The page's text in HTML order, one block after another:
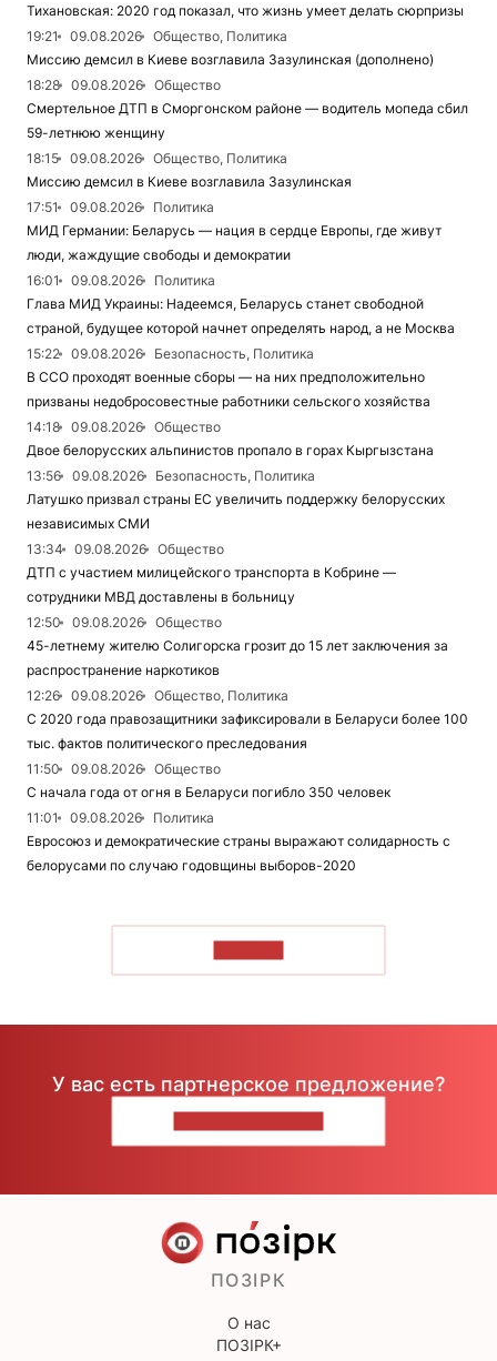
Тихановская: 2020 год показал, что жизнь умеет делать сюрпризы
19:21
09.08.2026
Общество, Политика
Миссию демсил в Киеве возглавила Зазулинская (дополнено)
18:28
09.08.2026
Общество
Смертельное ДТП в Сморгонском районе — водитель мопеда сбил
59-летнюю женщину
18:15
09.08.2026
Общество, Политика
Миссию демсил в Киеве возглавила Зазулинская
17:51
09.08.2026
Политика
МИД Германии: Беларусь — нация в сердце Европы, где живут
люди, жаждущие свободы и демократии
16:01
09.08.2026
Политика
Глава МИД Украины: Надеемся, Беларусь станет свободной
страной, будущее которой начнет определять народ, а не Москва
15:22
09.08.2026
Безопасность, Политика
В ССО проходят военные сборы — на них предположительно
призваны недобросовестные работники сельского хозяйства
14:18
09.08.2026
Общество
Двое белорусских альпинистов пропало в горах Кыргызстана
13:56
09.08.2026
Безопасность, Политика
Латушко призвал страны ЕС увеличить поддержку белорусских
независимых СМИ
13:34
09.08.2026
Общество
ДТП с участием милицейского транспорта в Кобрине —
сотрудники МВД доставлены в больницу
12:50
09.08.2026
Общество
45-летнему жителю Солигорска грозит до 15 лет заключения за
распространение наркотиков
12:26
09.08.2026
Общество, Политика
С 2020 года правозащитники зафиксировали в Беларуси более 100
тыс. фактов политического преследования
11:50
09.08.2026
Общество
С начала года от огня в Беларуси погибло 350 человек
11:01
09.08.2026
Политика
Евросоюз и демократические страны выражают солидарность с
белорусами по случаю годовщины выборов-2020
У вас есть партнерское предложение?
ПОЗІРК
О нас
ПОЗІРК+